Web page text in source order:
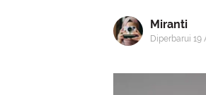
Miranti
Diperbarui 19